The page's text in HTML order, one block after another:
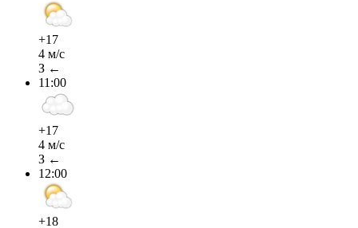
+17
4 м/с
З ←
11:00
+17
4 м/с
З ←
12:00
+18